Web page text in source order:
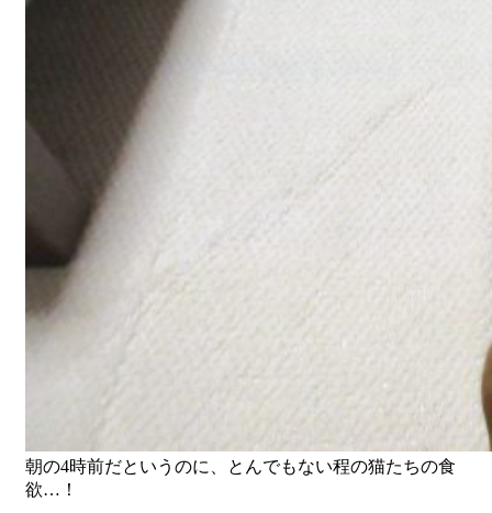
朝の4時前だというのに、とんでもない程の猫たちの食
欲…！